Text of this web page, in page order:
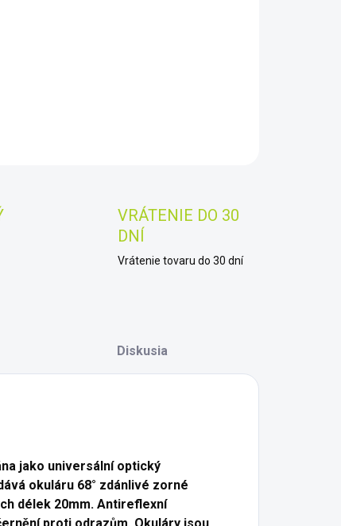
VRÁTENIE DO 30
DNÍ
Vrátenie tovaru do 30 dní
Diskusia
jako universální optický
okuláru 68° zdánlivé zorné
délek 20mm. Antireflexní